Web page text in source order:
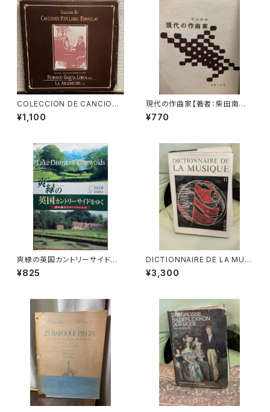
COLECCION DE CANCIONE
S POPULARES ESPAÑOLAS
【演奏者：FEDERICO GARCIA
¥1,100
現代の作曲家【著者：柴田南雄】
出版社：音楽之友社 昭和33年
¥770
爽緑の英国カントリーサイドを
ゆく【著者：末安正博 写真：末安
潤子】出版社：成隆出版 2000
¥825
DICTIONNAIRE DE LA MUSI
QUE Ⅱ:les mens et leurs
œuvres『音楽辞典：人物とその
¥3,300